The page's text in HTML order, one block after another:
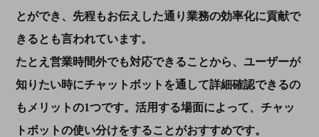
とができ、先程もお伝えした通り業務の効率化に貢献で
きるとも言われています。
たとえ営業時間外でも対応できることから、ユーザーが
知りたい時にチャットボットを通して詳細確認できるの
もメリットの1つです。活用する場面によって、チャッ
トボットの使い分けをすることがおすすめです。